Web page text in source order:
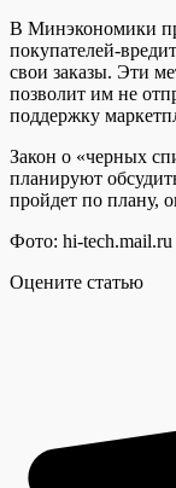
В Минэкономики
покупателей-
свои заказы. Эти
позволит им не
поддержку
Закон о «черных
планируют
пройдет по плану,
Фото: hi-tech.mail.ru
Оцените статью